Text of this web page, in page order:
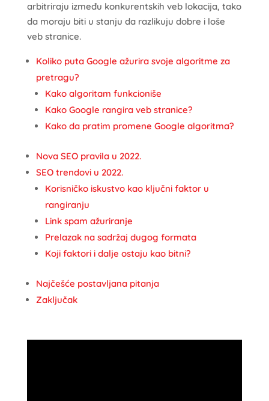
arbitriraju između konkurentskih veb lokacija, tako
da moraju biti u stanju da razlikuju dobre i loše
veb stranice.
Koliko puta Google ažurira svoje algoritme za
pretragu?
Kako algoritam funkcioniše
Kako Google rangira veb stranice?
Kako da pratim promene Google algoritma?
Nova SEO pravila u 2022.
SEO trendovi u 2022.
Korisničko iskustvo kao ključni faktor u
rangiranju
Link spam ažuriranje
Prelazak na sadržaj dugog formata
Koji faktori i dalje ostaju kao bitni?
Najčešće postavljana pitanja
Zaključak